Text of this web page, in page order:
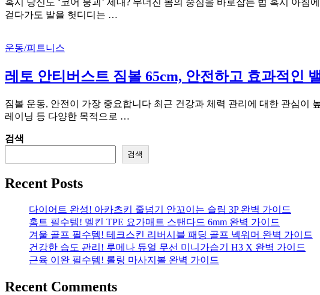
혹시 당신도 ‘코어 붕괴’ 세대? 무너진 몸의 중심을 바로잡는 법 혹시 아
걷다가도 발을 헛디디는 …
운동/피트니스
레토 안티버스트 짐볼 65cm, 안전하고 효과적인
짐볼 운동, 안전이 가장 중요합니다 최근 건강과 체력 관리에 대한 관심이
레이닝 등 다양한 목적으로 …
검색
검색
Recent Posts
다이어트 완성! 아카츠키 줄넘기 안꼬이는 슬림 3P 완벽 가이드
홈트 필수템! 멜킨 TPE 요가매트 스탠다드 6mm 완벽 가이드
겨울 골프 필수템! 테크스킨 리버시블 패딩 골프 넥워머 완벽 가이드
건강한 습도 관리! 루메나 듀얼 무선 미니가습기 H3 X 완벽 가이드
근육 이완 필수템! 롤링 마사지볼 완벽 가이드
Recent Comments